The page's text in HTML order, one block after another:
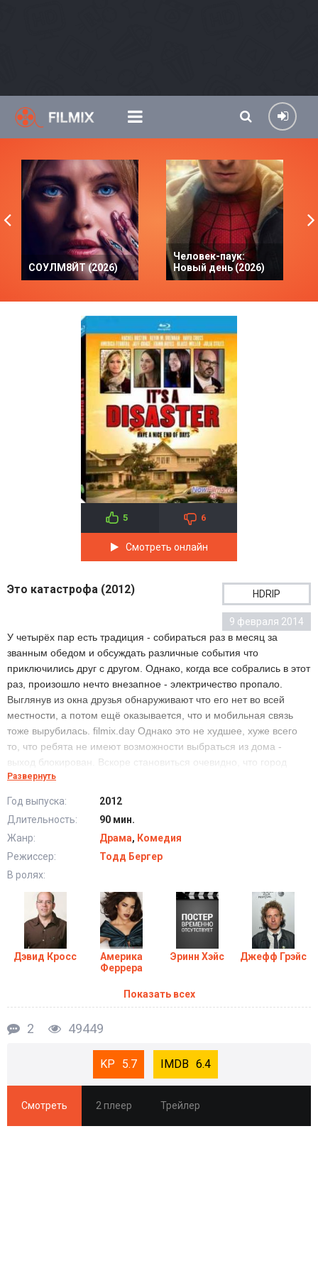
СОУЛМ8ЙТ (2026)
Человек-паук:
Новый день (2026)
5 6
Смотреть онлайн
Это катастрофа (2012) HDRIP
9 февраля 2014
У четырёх пар есть традиция - собираться раз в месяц за
званным обедом и обсуждать различные события что
приключились друг с другом. Однако, когда все собрались в этот
раз, произошло нечто внезапное - электричество пропало.
Выглянув из окна друзья обнаруживают что его нет во всей
местности, а потом ещё оказывается, что и мобильная связь
тоже вырубилась. filmix.day Однако это не худшее, хуже всего
то, что ребята не имеют возможности выбраться из дома -
выход блокирован. Вскоре становиться очевидно, что город
подвергся атаке неизвестного противника. Наши герои
знает, что делать и как выкрутиться из столь печальной
ситуации… люди постепенно сходят с ума.
Развернуть
Год выпуска:
2012
Длительность:
90 мин.
Жанр:
Драма, Комедия
Режиссер:
Тодд Бергер
В ролях:
Дэвид Кросс
Америка
Феррера
Эринн Хэйс Джефф Грэйс
Показать всех
2 49449
5.7 6.4
Смотреть 2 плеер Трейлер